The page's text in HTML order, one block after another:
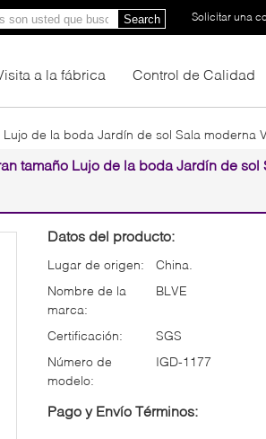
Solicitar una
Search
a la fábrica Control de Calidad
de la boda Jardín de sol Sala moderna
tamaño Lujo de la boda Jardín de sol
Datos del producto:
Lugar de origen:
China.
Nombre de la
marca:
BLVE
Certificación:
SGS
Número de
modelo:
IGD-1177
Pago y Envío Términos: